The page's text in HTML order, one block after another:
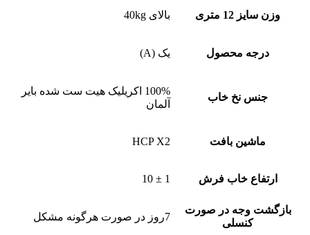
وزن سایز 12 متری بالای 40kg
درجه محصول یک (A)
جنس نخ خاب
100% اکریلیک هیت ست شده بایر
آلمان
ماشین بافت HCP X2
ارتفاع خاب فرش 1 ± 10
بازگشت وجه در صورت
کنسلی
7روز در صورت هرگونه مشکل